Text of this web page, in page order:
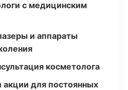
с медицинским
и аппараты
косметолога
акции для постоянных